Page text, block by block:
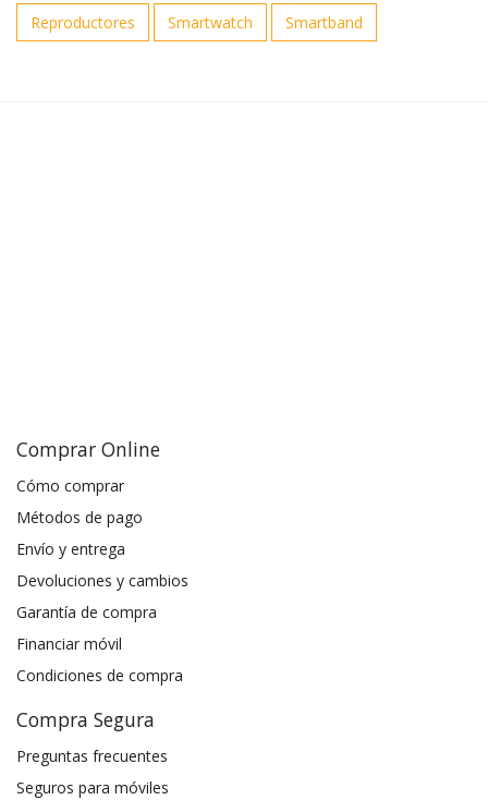
Reproductores Smartwatch Smartband
Comprar Online
Cómo comprar
Métodos de pago
Envío y entrega
Devoluciones y cambios
Garantía de compra
Financiar móvil
Condiciones de compra
Compra Segura
Preguntas frecuentes
Seguros para móviles